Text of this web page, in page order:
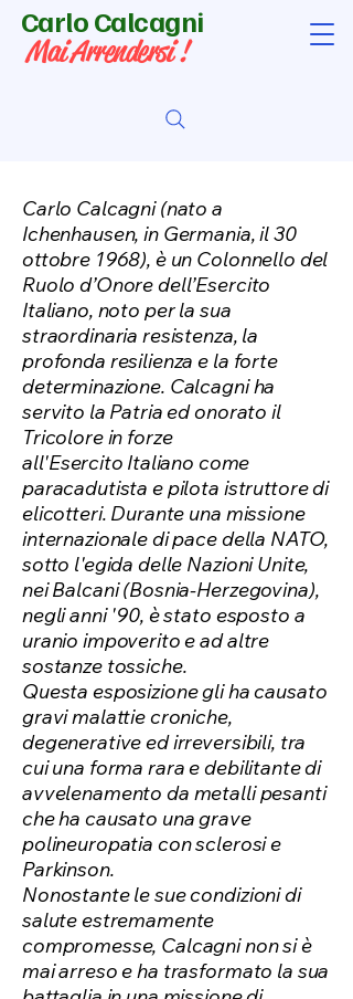
Carlo Calcagni
Mai Arrendersi !
Carlo Calcagni (nato a
Ichenhausen, in Germania, il 30
ottobre 1968), è un Colonnello del
Ruolo d’Onore dell’Esercito
Italiano, noto per la sua
straordinaria resistenza, la
profonda resilienza e la forte
determinazione. Calcagni ha
servito la Patria ed onorato il
Tricolore in forze
all'Esercito Italiano come
paracadutista e pilota istruttore di
elicotteri. Durante una missione
internazionale di pace della NATO,
sotto l'egida delle Nazioni Unite,
nei Balcani (Bosnia-Herzegovina),
negli anni '90, è stato esposto a
uranio impoverito e ad altre
sostanze tossiche.
Questa esposizione gli ha causato
gravi malattie croniche,
degenerative ed irreversibili, tra
cui una forma rara e debilitante di
avvelenamento da metalli pesanti
che ha causato una grave
polineuropatia con sclerosi e
Parkinson.
Nonostante le sue condizioni di
salute estremamente
compromesse, Calcagni non si è
mai arreso e ha trasformato la sua